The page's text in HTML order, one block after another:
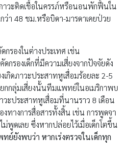
าวะติดเชื้อในครรภ์หรือนอนพักฟื้นใน
ว่า 48 ชม.หรือบิดา-มารดาเคยป่วย
กรองในต่างประเทศ เช่น
กรองเด็กที่มีความเสี่ยงจากปัจจัยดัง
เกิดภาวะประสาทหูเสื่อมร้อยละ 2-5
กกลุ่มเสี่ยงนั้นทีมแพทย์ในอเมริกาพบ
วะประสาทหูเสื่อมที่นานราว 8 เดือน
ทางการสื่อสารทั้งสิ้น เช่น การพูดจา
พูดเลย ซึ่งหากปล่อยไว้เมื่อเด็กโตขึ้น
ย์ยังพบว่า หากเร่งตรวจในเด็กทุก